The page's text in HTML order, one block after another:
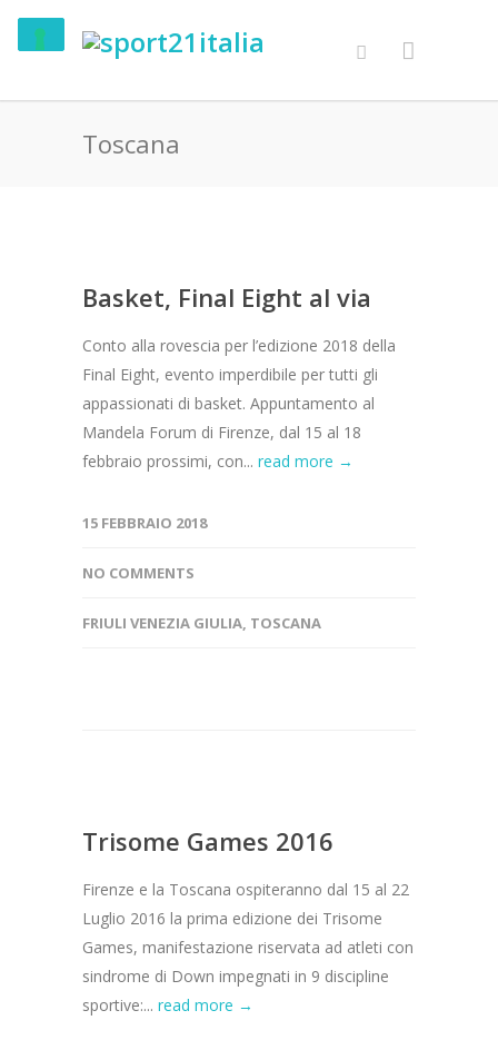
Toscana
Basket, Final Eight al via
Conto alla rovescia per l’edizione 2018 della
Final Eight, evento imperdibile per tutti gli
appassionati di basket. Appuntamento al
Mandela Forum di Firenze, dal 15 al 18
febbraio prossimi, con... read more →
15 FEBBRAIO 2018
NO COMMENTS
FRIULI VENEZIA GIULIA, TOSCANA
Trisome Games 2016
Firenze e la Toscana ospiteranno dal 15 al 22
Luglio 2016 la prima edizione dei Trisome
Games, manifestazione riservata ad atleti con
sindrome di Down impegnati in 9 discipline
sportive:... read more →